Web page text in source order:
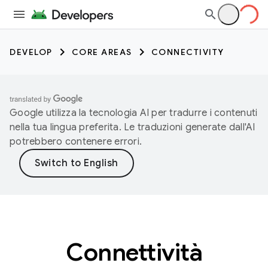
DEVELOP CORE AREAS CONNECTIVITY
Google utilizza la tecnologia AI per tradurre i contenuti
nella tua lingua preferita. Le traduzioni generate dall'AI
potrebbero contenere errori.
Connettività